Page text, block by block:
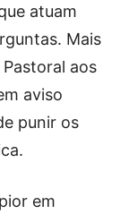
atuam
Mais
aos
aviso
punir os
em